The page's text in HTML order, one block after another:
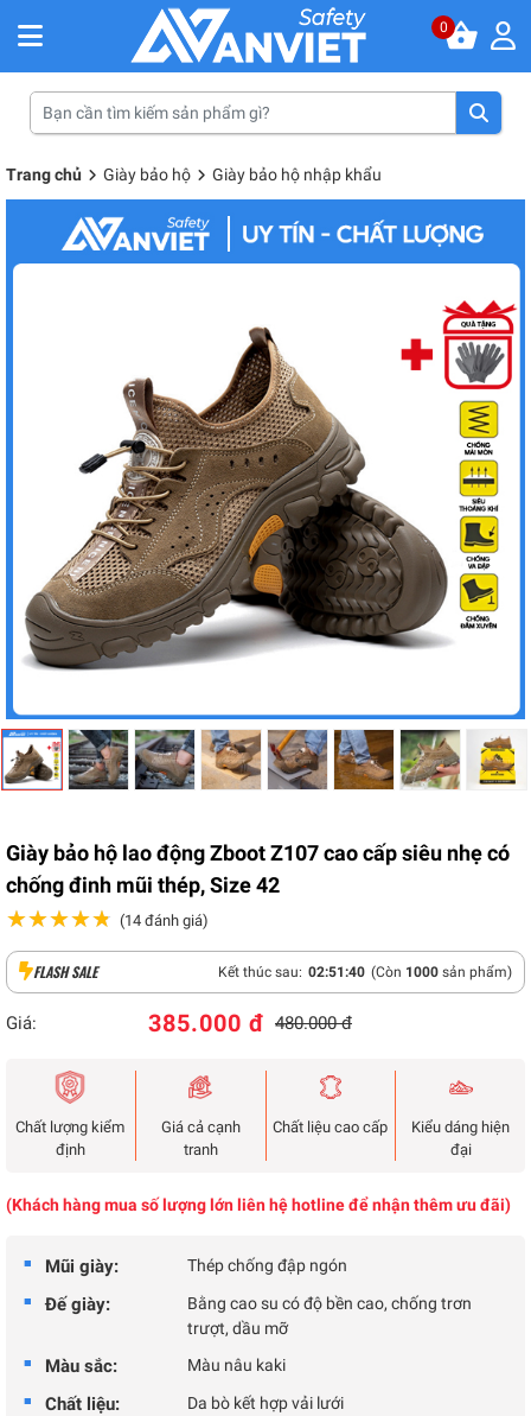
0
Trang chủ Giày bảo hộ Giày bảo hộ nhập khẩu
Giày bảo hộ lao động Zboot Z107 cao cấp siêu nhẹ có
chống đinh mũi thép, Size 42
★★★★★
★★★★★ (14 đánh giá)
FLASH SALE Kết thúc sau: 02:51:40 (Còn 1000 sản phẩm)
Giá: 385.000 đ 480.000 đ
Chất lượng kiểm
định
Giá cả cạnh
tranh
Chất liệu cao cấp
Kiểu dáng hiện
đại
(Khách hàng mua số lượng lớn liên hệ hotline để nhận thêm ưu đãi)
Mũi giày: Thép chống đập ngón
Đế giày:
Bằng cao su có độ bền cao, chống trơn
trượt, dầu mỡ
Màu sắc: Màu nâu kaki
Chất liệu: Da bò kết hợp vải lưới